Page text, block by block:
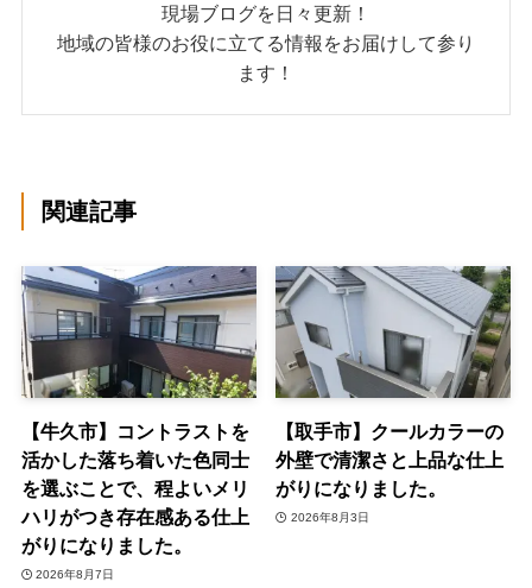
現場ブログを日々更新！
地域の皆様のお役に立てる情報をお届けして参り
ます！
関連記事
【牛久市】コントラストを
活かした落ち着いた色同士
を選ぶことで、程よいメリ
ハリがつき存在感ある仕上
がりになりました。
2026年8月7日
【取手市】クールカラーの
外壁で清潔さと上品な仕上
がりになりました。
2026年8月3日